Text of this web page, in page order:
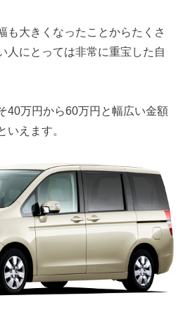
も大きくなったことからたくさ
人にとっては非常に重宝した自
40万円から60万円と幅広い金額
いえます。